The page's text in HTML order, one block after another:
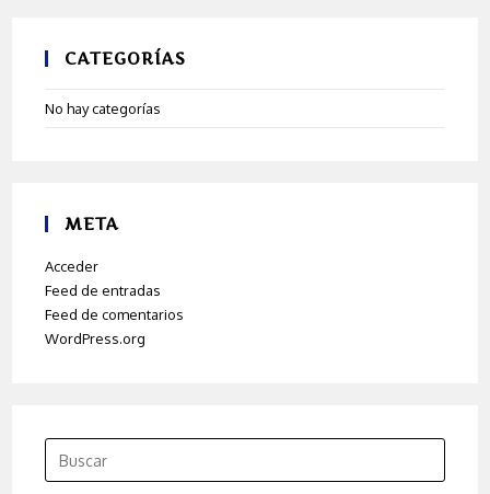
CATEGORÍAS
No hay categorías
META
Acceder
Feed de entradas
Feed de comentarios
WordPress.org